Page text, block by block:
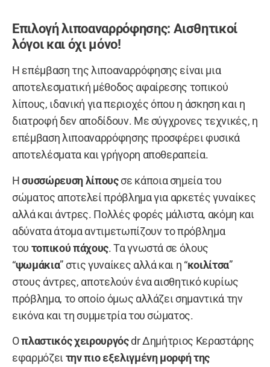
Επιλογή λιποαναρρόφησης: Αισθητικοί
λόγοι και όχι μόνο!
Η επέμβαση της λιποαναρρόφησης είναι μια
αποτελεσματική μέθοδος αφαίρεσης τοπικού
λίπους, ιδανική για περιοχές όπου η άσκηση και η
διατροφή δεν αποδίδουν. Με σύγχρονες τεχνικές, η
επέμβαση λιποαναρρόφησης προσφέρει φυσικά
αποτελέσματα και γρήγορη αποθεραπεία.
Ησυσσώρευσηλίπουςσε κάποια σημεία του
σώματος αποτελεί πρόβλημα για αρκετές γυναίκες
αλλά και άντρες. Πολλές φορές μάλιστα, ακόμη και
αδύνατα άτομα αντιμετωπίζουν το πρόβλημα
του τοπικού πάχους. Τα γνωστά σε όλους
“ψωμάκια” στις γυναίκες αλλά και η “κοιλίτσα”
στους άντρες, αποτελούν ένα αισθητικό κυρίως
πρόβλημα, το οποίο όμως αλλάζει σημαντικά την
εικόνα και τη συμμετρία του σώματος.
Οπλαστικός χειρουργόςdr Δημήτριος Κεραστάρης
εφαρμόζει την πιο εξελιγμένη μορφή της